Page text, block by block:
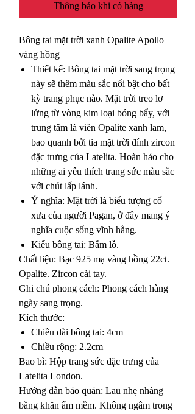
Thông báo khi có hàng
Bông tai mặt trời xanh Opalite Apollo
vàng hồng
Thiết kế: Bông tai mặt trời sang trọng
này sẽ thêm màu sắc nổi bật cho bất
kỳ trang phục nào. Mặt trời treo lơ
lửng từ vòng kim loại bóng bẩy, với
trung tâm là viên Opalite xanh lam,
bao quanh bởi tia mặt trời đính zircon
đặc trưng của Latelita. Hoàn hảo cho
những ai yêu thích trang sức màu sắc
với chút lấp lánh.
Ý nghĩa: Mặt trời là biểu tượng cổ
xưa của người Pagan, ở đây mang ý
nghĩa cuộc sống vĩnh hằng.
Kiểu bông tai: Bấm lỗ.
Chất liệu: Bạc 925 mạ vàng hồng 22ct.
Opalite. Zircon cài tay.
Ghi chú phong cách: Phong cách hàng
ngày sang trọng.
Kích thước:
Chiều dài bông tai: 4cm
Chiều rộng: 2.2cm
Bao bì: Hộp trang sức đặc trưng của
Latelita London.
Hướng dẫn bảo quản: Lau nhẹ nhàng
bằng khăn ẩm mềm. Không ngâm trong